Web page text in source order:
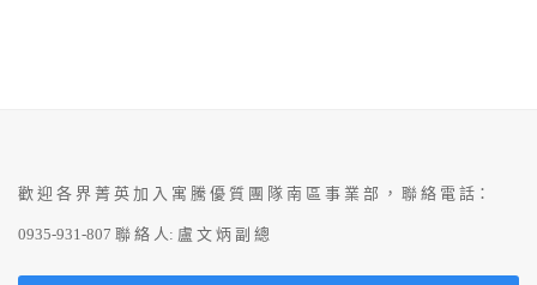
歡 迎 各 界 菁 英 加 入 寓 騰 優 質 團 隊 南 區 事 業 部 ， 聯 絡 電 話：
0935-931-807 聯 絡 人: 盧 文 炳 副 總